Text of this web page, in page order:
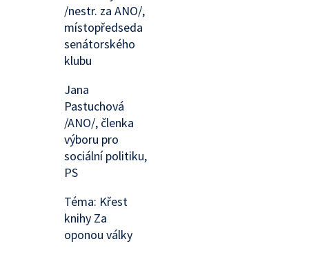
/nestr. za ANO/,
místopředseda
senátorského
klubu
Jana
Pastuchová
/ANO/, členka
výboru pro
sociální politiku,
PS
Téma: Křest
knihy Za
oponou války